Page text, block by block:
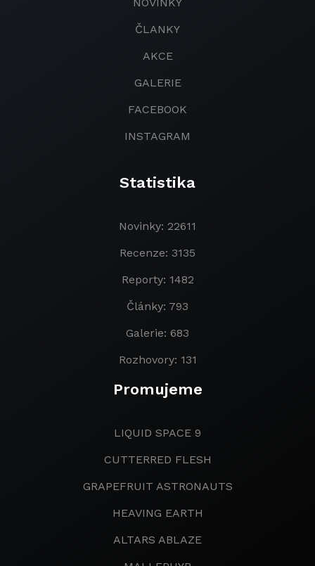
ČLANKY
AKCE
GALERIE
FACEBOOK
INSTAGRAM
Statistika
Novinky: 22611
Recenze: 3135
Reporty: 1482
Články: 793
Galerie: 683
Rozhovory: 131
Promujeme
LIQUID SPACE 9
CUTTERRED FLESH
GRAPEFRUIT ASTRONAUTS
HEAVING EARTH
ALTARS ABLAZE